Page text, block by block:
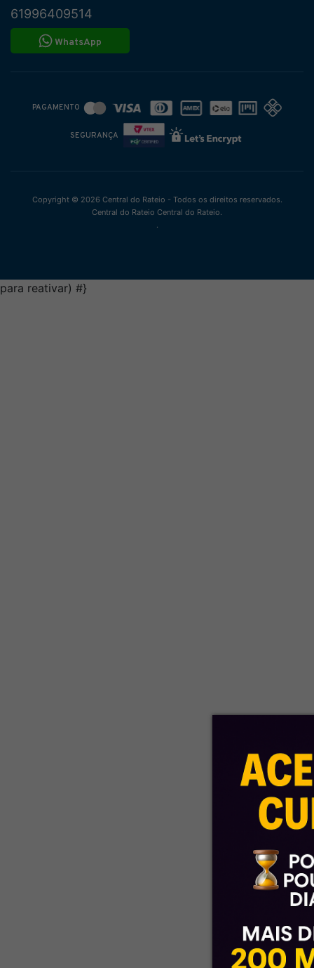
61996409514
WhatsApp
PAGAMENTO
SEGURANÇA
Copyright © 2026 Central do Rateio - Todos os direitos reservados.
Central do Rateio Central do Rateio.
.
para reativar) #}